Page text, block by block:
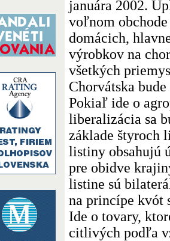
januára 2002.
voľnom
domácich,
výrobkov na
všetkých
Chorvátska
Pokiaľ ide o
liberalizácia sa
základe štyroch
listiny obsahujú
pre obidve
listine sú
na princípe kvót
Ide o tovary,
citlivých podľa